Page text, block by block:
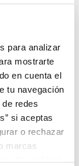
para analizar
mostrarte
en cuenta el
tu navegación
redes
si aceptas
o rechazar
marcas
durante los
más sabrosa
otras como
muy rico en
B6, B12 y D y